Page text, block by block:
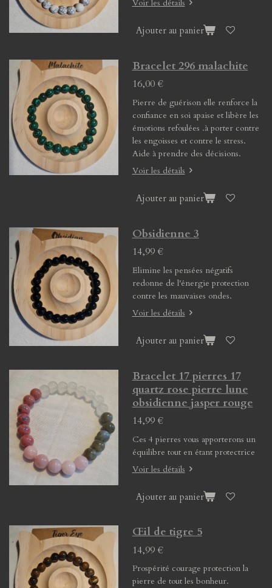
Voir les détails
Ajouter au panier
Bracelet 296 malachite
16,00 €
Pierre de guérison elle renforce la
confiance en soi apaise et libère les
émotions refoulées .à porter contre
les engoisses et contre le stress.
Aide à prendre des décisions.
Voir les détails
Ajouter au panier
Obsidienne 3
14,99 €
Elimine les pensées négatifs
redonne de l'énergie protection
contre les mauvaises ondes.
Voir les détails
Ajouter au panier
Bracelet 17 pierres 17
quartz rose pierre lune
obsidienne jasper rouge
14,99 €
Ces 4 pierres vous apporterons un
équilibre tout en étant protectrice
Voir les détails
Ajouter au panier
Œil de tigre 5
14,99 €
Prospérité courage protection la
pierre de tout les bonheur.